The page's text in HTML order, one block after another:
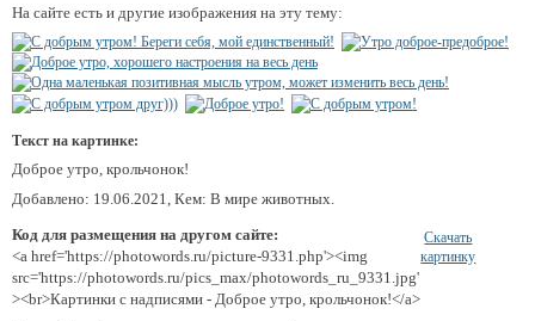
На сайте есть и другие изображения на эту тему:
Текст на картинке:
Доброе утро, крольчонок!
Добавлено: 19.06.2021, Кем: В мире животных.
Код для размещения на другом сайте:
<a href='https://photowords.ru/picture-9331.php'><img
src='https://photowords.ru/pics_max/photowords_ru_9331.jpg'
><br>Картинки с надписями - Доброе утро, крольчонок!</a>
Скачать
картинку